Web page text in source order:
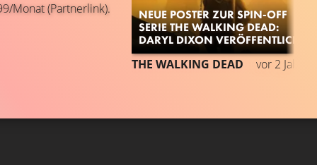
Monat (Partnerlink).
NEUE POSTER ZUR SPIN-OFF
SERIE THE WALKING DEAD:
DARYL DIXON VERÖFFENTLICHT
THE WALKING DEAD vor 2 Jahren